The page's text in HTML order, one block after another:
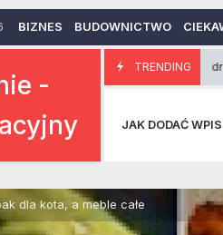
BIZNES BUDOWNICTWO
-
TRENDING
Wypadek drogowy –
JAK DODAĆ WPIS
dla kota, a meble całe